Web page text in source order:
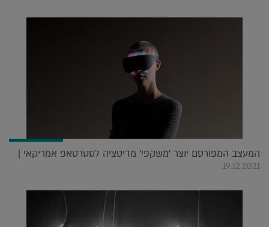
המעצב המפורסם יוצר 'משקפי' מדיטציה לסטרטאפ אמריקאי |
19.12.2021